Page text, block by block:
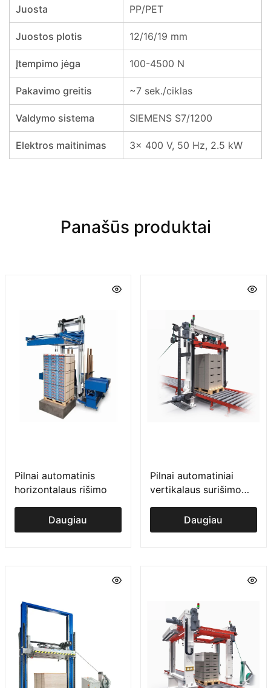
Juosta PP/PET
Juostos plotis 12/16/19 mm
Įtempimo jėga 100-4500 N
Pakavimo greitis ~7 sek./ciklas
Valdymo sistema SIEMENS S7/1200
Elektros maitinimas 3x 400 V, 50 Hz, 2.5 kW
Panašūs produktai
Pilnai automatinis
horizontalaus rišimo
Daugiau
Pilnai automatiniai
vertikalaus surišimo
pramoneiDaugiau